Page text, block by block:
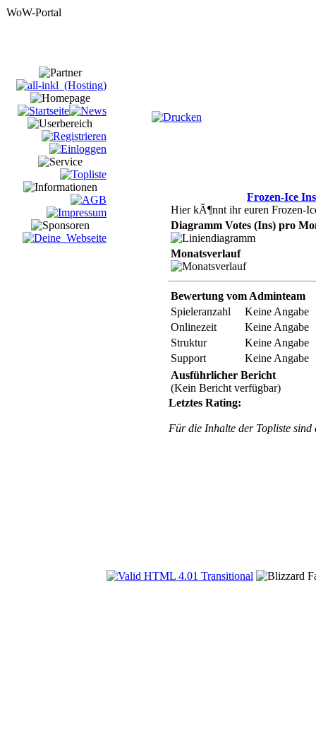
Frozen-Ice
Hier kÃ¶nnt ihr euren Frozen-
Diagramm Votes (Ins) pro
Monatsverlauf
Bewertung vom Adminteam
Spieleranzahl
Keine Angabe
Onlinezeit
Keine Angabe
Struktur
Keine Angabe
Support
Keine Angabe
Ausführlicher Bericht
(Kein Bericht verfügbar)
Letztes Rating:
Für die Inhalte der Topliste